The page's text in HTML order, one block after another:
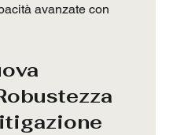
avanzate con